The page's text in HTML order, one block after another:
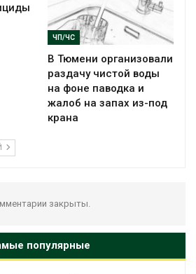
ЧП/ЧС
В Тюмени организовали
раздачу чистой воды
на фоне паводка и
жалоб на запах из-под
крана
закрыты.
популярные